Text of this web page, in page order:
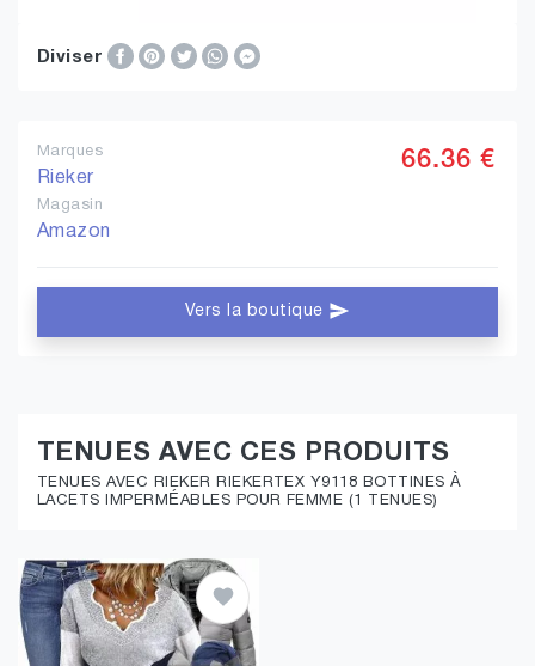
Diviser
Marques
Rieker
Magasin
Amazon
66.36 €
Vers la boutique
TENUES AVEC CES PRODUITS
TENUES AVEC RIEKER RIEKERTEX Y9118 BOTTINES À
LACETS IMPERMÉABLES POUR FEMME (1 TENUES)